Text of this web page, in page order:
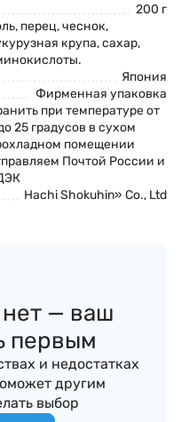
200 г
перец, чеснок,
крупа, сахар,
Япония
Фирменная упаковка
при температуре от
25 градусов в сухом
помещении
Почтой России и
Hachi Shokuhin» Co., Ltd
— ваш
первым
и недостатках
другим
выбор